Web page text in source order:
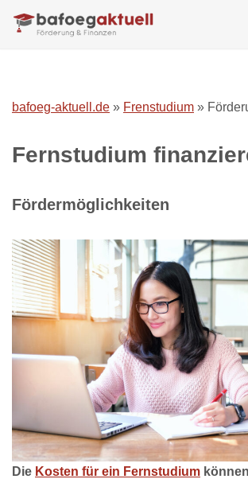
bafoeg-aktuell.de » Frenstudium »
Fernstudium
Fördermöglichkeiten
Die Kosten für ein Fernstudium